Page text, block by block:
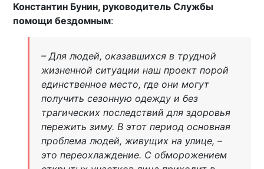
Константин Бунин, руководитель Службы
помощи бездомным:
– Для людей, оказавшихся в трудной
жизненной ситуации наш проект порой
единственное место, где они могут
получить сезонную одежду и без
трагических последствий для здоровья
пережить зиму. В этот период основная
проблема людей, живущих на улице, –
это переохлаждение. С обморожением